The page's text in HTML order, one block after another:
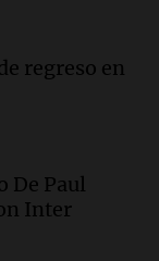
a
familia
el revés
regreso en
De Paul
Inter